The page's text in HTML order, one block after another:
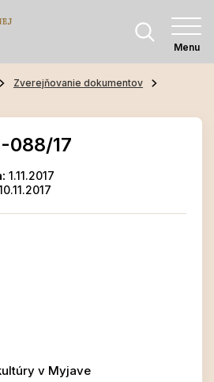
Menu
Zverejňovanie dokumentov
088/17
1.11.2017
v Myjave